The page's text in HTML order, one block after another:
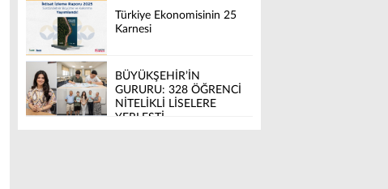
Türkiye Ekonomisinin 25
Karnesi
BÜYÜKŞEHİR’İN
GURURU: 328 ÖĞRENCİ
NİTELİKLİ LİSELERE
YERLEŞTİ